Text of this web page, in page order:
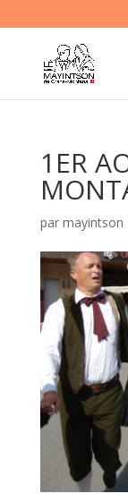
1ER
par mayintson